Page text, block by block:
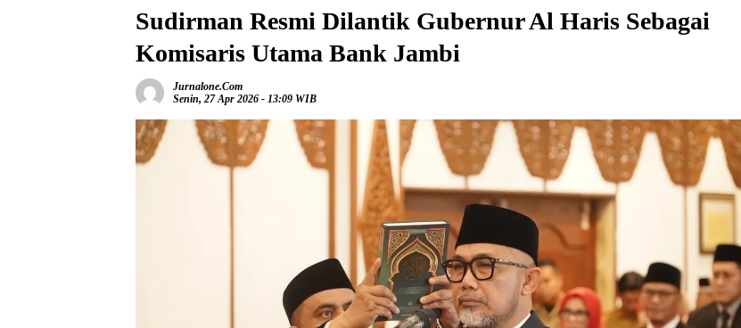
Sudirman Resmi Dilantik Gubernur Al Haris Sebagai
Komisaris Utama Bank Jambi
Jurnalone.com
Senin, 27 Apr 2026 - 13:09 WIB